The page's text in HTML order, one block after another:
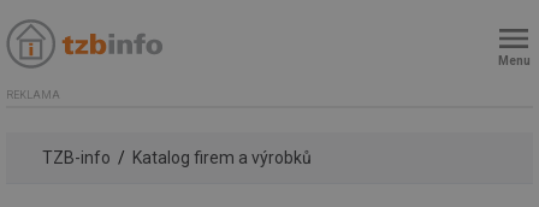
Menu
REKLAMA
TZB-info Katalog firem a výrobků